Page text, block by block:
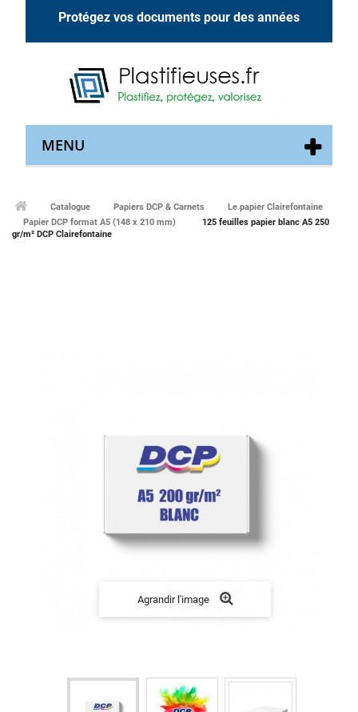
Protégez vos documents pour des années
MENU
Catalogue Papiers DCP & Carnets
Le papier Clairefontaine
Papier DCP format A5 (148 x 210 mm)
125 feuilles papier blanc A5 250
gr/m² DCP Clairefontaine
Agrandir l'image